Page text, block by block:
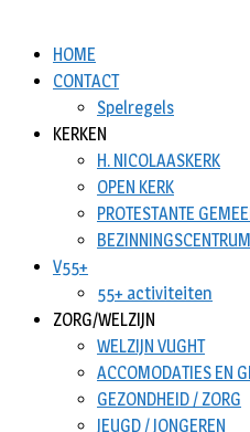
HOME
CONTACT
Spelregels
KERKEN
H. NICOLAASKERK
OPEN KERK
PROTESTANTE
V55+
55+ activiteiten
ZORG/WELZIJN
WELZIJN VUGHT
ACCOMODATIES EN
GEZONDHEID / ZORG
JEUGD / JONGEREN